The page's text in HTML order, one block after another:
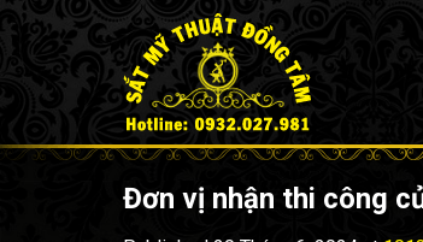
Skip
content
Đơn vị nhận thi công